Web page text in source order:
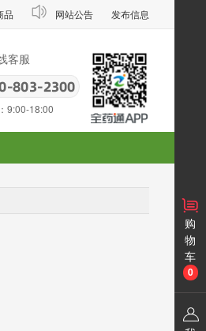
品 网站公告 发布信息
客服
9:00-18:00
购
物
车
0